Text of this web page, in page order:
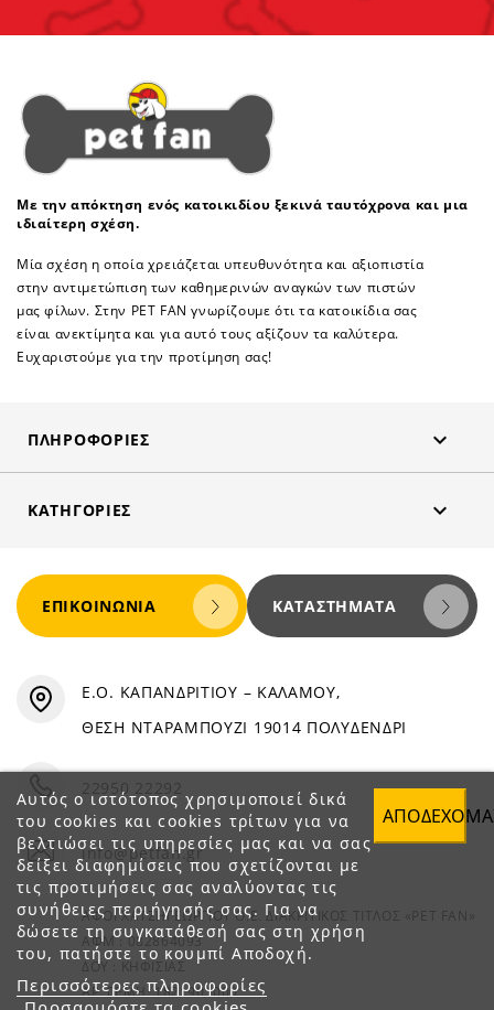
Με την απόκτηση ενός κατοικιδίου ξεκινά ταυτόχρονα και μια
ιδιαίτερη σχέση.
Μία σχέση η οποία χρειάζεται υπευθυνότητα και αξιοπιστία
στην αντιμετώπιση των καθημερινών αναγκών των πιστών
μας φίλων. Στην PET FAN γνωρίζουμε ότι τα κατοικίδια σας
είναι ανεκτίμητα και για αυτό τους αξίζουν τα καλύτερα.
Ευχαριστούμε για την προτίμηση σας!
ΠΛΗΡΟΦΟΡΊΕΣ 
ΚΑΤΗΓΟΡΊΕΣ 
Αυτός ο ιστότοπος χρησιμοποιεί δικά
του cookies και cookies τρίτων για να
βελτιώσει τις υπηρεσίες μας και να σας
δείξει διαφημίσεις που σχετίζονται με
τις προτιμήσεις σας αναλύοντας τις
συνήθειες περιήγησής σας. Για να
δώσετε τη συγκατάθεσή σας στη χρήση
του, πατήστε το κουμπί Αποδοχή.
Περισσότερες πληροφορίες
ΕΠΙΚΟΙΝΩΝΊΑ ΚΑΤΑΣΤΉΜΑΤΑ
Ε.Ο. ΚΑΠΑΝΔΡΙΤΙΟΥ – ΚΑΛΑΜΟΥ,
ΘΕΣΗ ΝΤΑΡΑΜΠΟΥΖΙ 19014 ΠΟΛΥΔΕΝΔΡΙ
22950 22292
info@petfan.gr
ΑΦΟΙ ΧΑΤΖΗΓΕΩΡΓΙΟΥ Ο.Ε. ΔΙΑΚΡΙΤΙΚΟΣ ΤΙΤΛΟΣ «PET FAN»
ΑΦΜ : 082864093
ΔΟΥ : ΚΗΦΙΣΙΑΣ
ΑΡ. ΓΕΜΗ: 1821901000